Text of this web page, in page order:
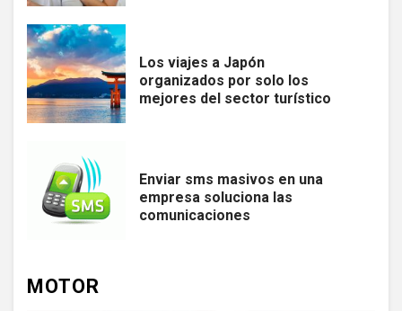
Los viajes a Japón
organizados por solo los
mejores del sector turístico
Enviar sms masivos en una
empresa soluciona las
comunicaciones
MOTOR